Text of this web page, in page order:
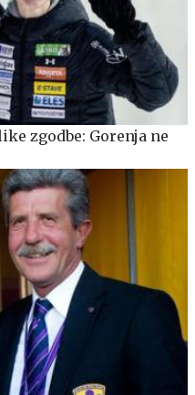
zgodbe: Gorenja ne